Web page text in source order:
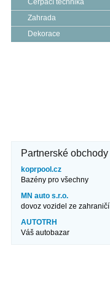
Čerpací technika
Zahrada
Dekorace
Partnerské obchody
koprpool.cz
Bazény pro všechny
MN auto s.r.o.
dovoz vozidel ze zahraničí
AUTOTRH
Váš autobazar